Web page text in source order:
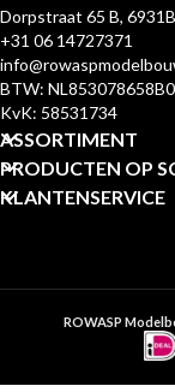
Dorpstraat 65 B,
+31 06 14727371
BTW:
KvK: 58531734
ASSORTIMENT
PRODUCTEN OP
KLANTENSERVICE
ROWASP